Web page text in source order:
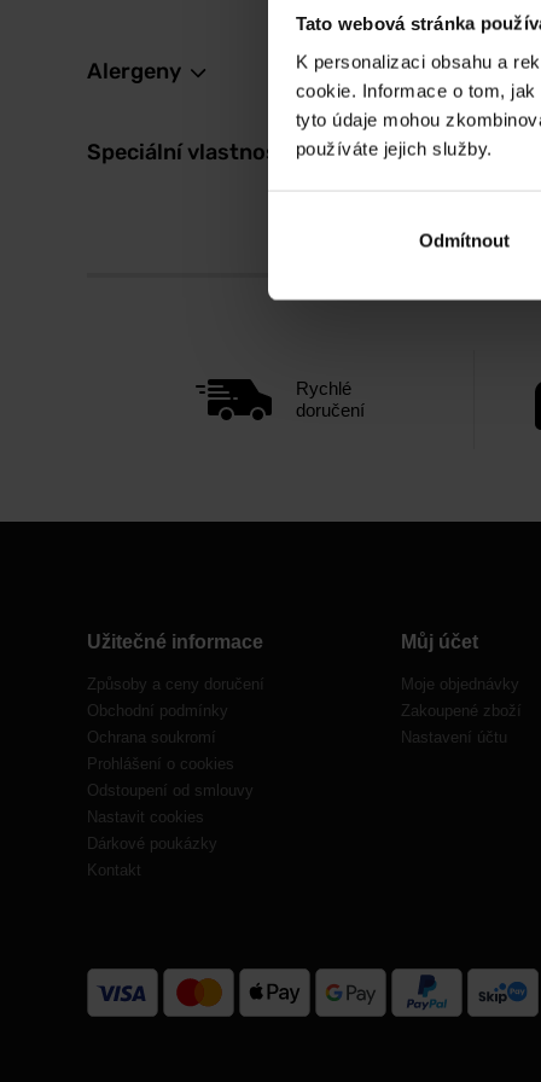
Tato webová stránka
K personalizaci obsahu a
cookie. Informace o tom,
tyto údaje mohou
používáte jejich služby.
Odmítnout
Alergeny
Speciální vlastnosti
Rychlé
doručení
Užitečné informace
Způsoby a ceny doručení
Obchodní podmínky
Ochrana soukromí
Prohlášení o cookies
Odstoupení od smlouvy
Nastavit cookies
Dárkové poukázky
Kontakt
Můj účet
Moje objednávky
Zakoupené zboží
Nastavení účtu